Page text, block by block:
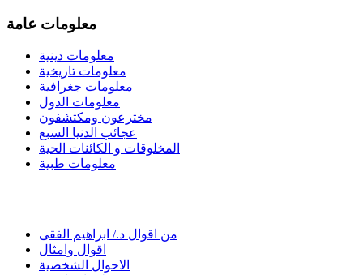
معلومات عامة
معلومات دينية
معلومات تاريخية
معلومات جغرافية
معلومات الدول
مخترعون ومكتشفون
عجائب الدنيا السبع
المخلوقات و الكائنات الحية
معلومات طبية
من اقوال د./ ابراهيم الفقى
اقوال وامثال
الاحوال الشخصية